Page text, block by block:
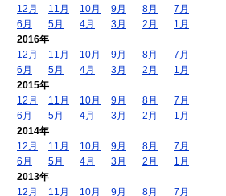
12月
11月 10月 9月 8月
7月
6月
5月 4月 3月 2月
1月
2016年
12月
11月 10月 9月 8月
7月
6月
5月 4月 3月 2月
1月
2015年
12月
11月 10月 9月 8月
7月
6月
5月 4月 3月 2月
1月
2014年
12月
11月 10月 9月 8月
7月
6月
5月 4月 3月 2月
1月
2013年
12月
11月 10月 9月 8月 7月